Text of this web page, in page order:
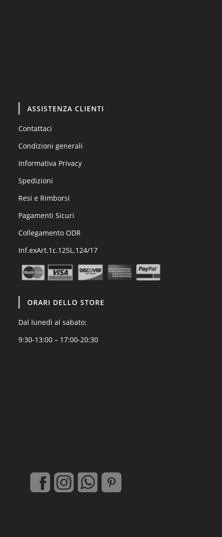
ASSISTENZA CLIENTI
Contattaci
Condizioni generali
Informativa Privacy
Spedizioni
Resi e Rimborsi
Pagamenti Sicuri
Collegamento ODR
Inf.exArt.1c.125L.124/17
ORARI DELLO STORE
Dal lunedì al sabato:
9:30-13:00 – 17:00-20:30